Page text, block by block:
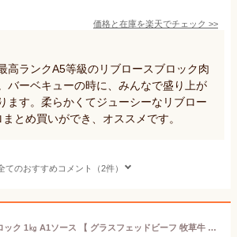
価格と在庫を楽天でチェック >>
高ランクA5等級のリブロースブロック肉
バーベキューの時に、みんなで盛り上が
ます。柔らかくてジューシーなリブロー
とめ買いができ、オススメです。
てのおすすめコメント（2件）
リブロース ブロック 1㎏ A1ソース 【 グラスフェッドビーフ 牧草牛 牛肉 キューブロール リブロースブロック 赤身肉 】 肉のイナミ